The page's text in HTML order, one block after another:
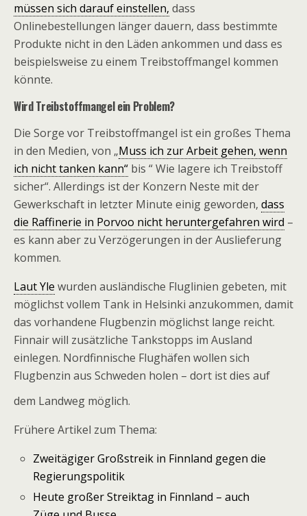
müssen sich darauf einstellen, dass
Onlinebestellungen länger dauern, dass bestimmte
Produkte nicht in den Läden ankommen und dass es
beispielsweise zu einem Treibstoffmangel kommen
könnte.
Wird Treibstoffmangel ein Problem?
Die Sorge vor Treibstoffmangel ist ein großes Thema
in den Medien, von „Muss ich zur Arbeit gehen, wenn
ich nicht tanken kann“ bis “ Wie lagere ich Treibstoff
sicher“. Allerdings ist der Konzern Neste mit der
Gewerkschaft in letzter Minute einig geworden, dass
die Raffinerie in Porvoo nicht heruntergefahren wird –
es kann aber zu Verzögerungen in der Auslieferung
kommen.
Laut Yle wurden ausländische Fluglinien gebeten, mit
möglichst vollem Tank in Helsinki anzukommen, damit
das vorhandene Flugbenzin möglichst lange reicht.
Finnair will zusätzliche Tankstopps im Ausland
einlegen. Nordfinnische Flughäfen wollen sich
Flugbenzin aus Schweden holen – dort ist dies auf
dem Landweg möglich.
Frühere Artikel zum Thema:
Zweitägiger Großstreik in Finnland gegen die
Regierungspolitik
Heute großer Streiktag in Finnland – auch